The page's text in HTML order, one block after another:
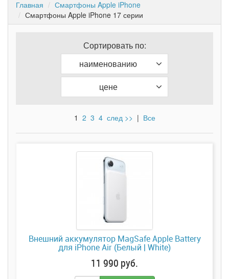
Главная
Смартфоны Apple iPhone
Смартфоны Apple iPhone 17 серии
Сортировать по:
наименованию
цене
1 2 3 4 след >> | Все
Внешний аккумулятор MagSafe Apple Battery
для iPhone Air (Белый | White)
11 990 руб.